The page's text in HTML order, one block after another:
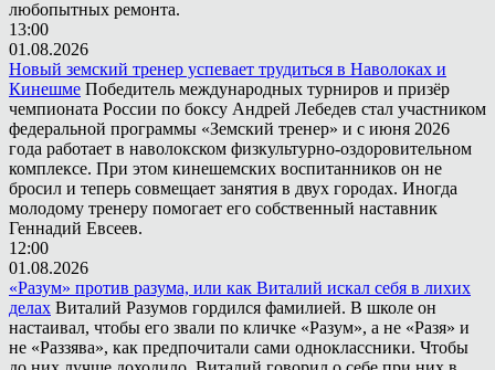
любопытных ремонта.
13:00
01.08.2026
Новый земский тренер успевает трудиться в Наволоках и
Кинешме Победитель международных турниров и призёр
чемпионата России по боксу Андрей Лебедев стал участником
федеральной программы «Земский тренер» и с июня 2026
года работает в наволокском физкультурно-оздоровительном
комплексе. При этом кинешемских воспитанников он не
бросил и теперь совмещает занятия в двух городах. Иногда
молодому тренеру помогает его собственный наставник
Геннадий Евсеев.
12:00
01.08.2026
«Разум» против разума, или как Виталий искал себя в лихих
делах Виталий Разумов гордился фамилией. В школе он
настаивал, чтобы его звали по кличке «Разум», а не «Разя» и
не «Раззява», как предпочитали сами одноклассники. Чтобы